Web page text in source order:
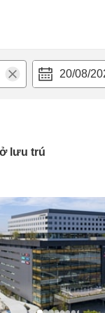
20/08/
lưu trú